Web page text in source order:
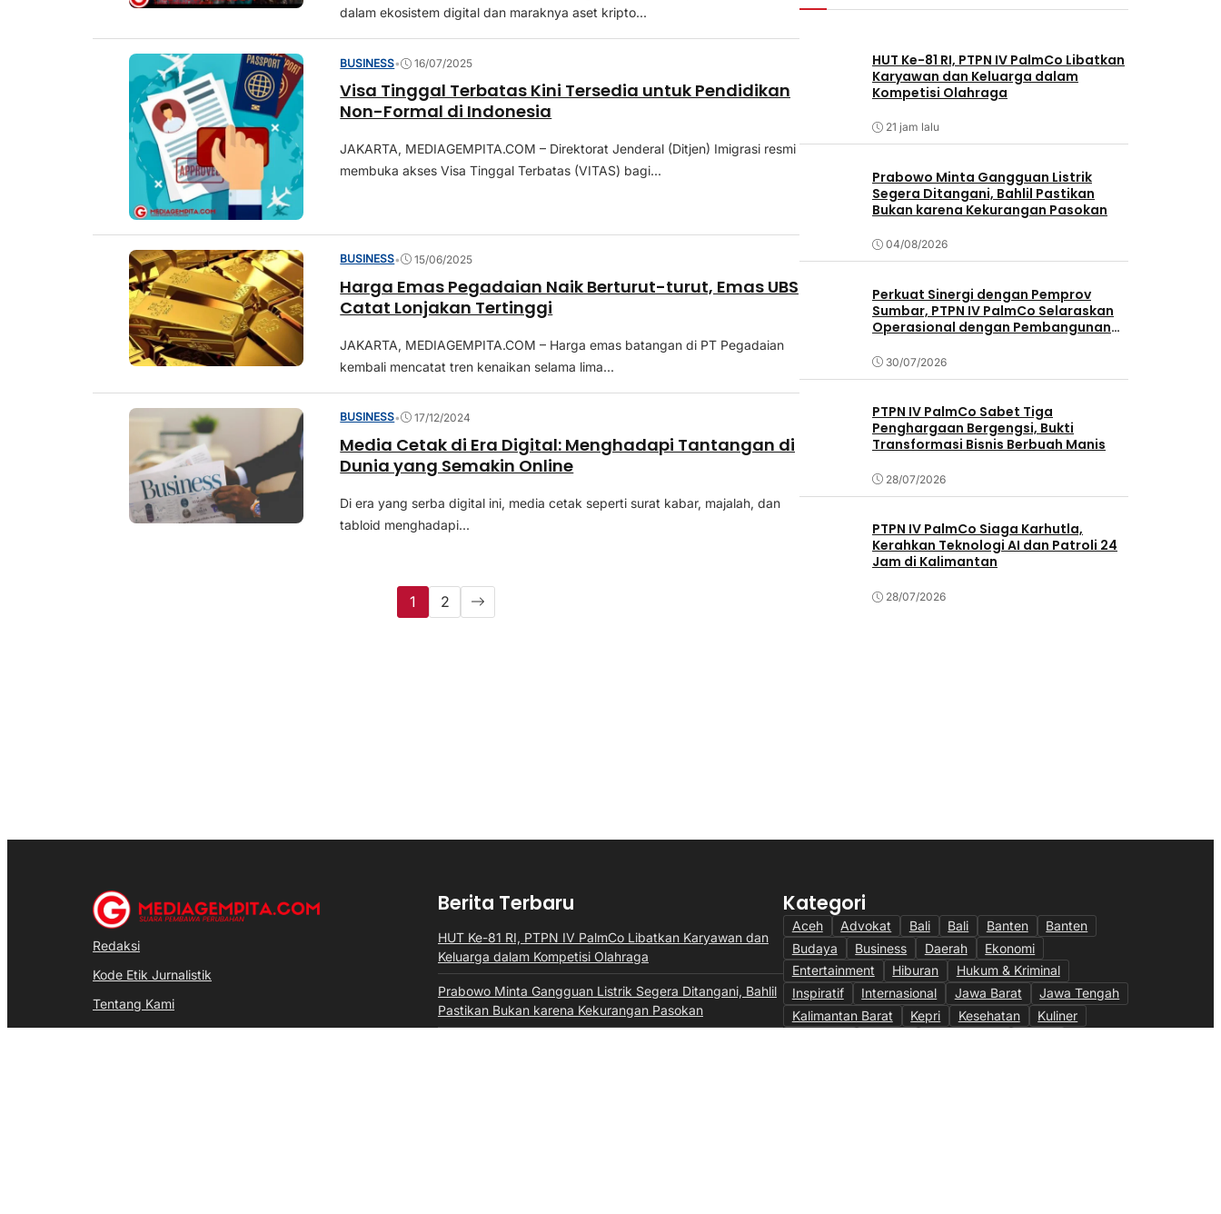
dalam ekosistem digital dan maraknya aset kripto...
BUSINESS• 16/07/2025
Visa Tinggal Terbatas Kini Tersedia untuk Pendidikan
Non-Formal di Indonesia
JAKARTA, MEDIAGEMPITA.COM – Direktorat Jenderal (Ditjen) Imigrasi resmi
membuka akses Visa Tinggal Terbatas (VITAS) bagi...
BUSINESS• 15/06/2025
Harga Emas Pegadaian Naik Berturut-turut, Emas UBS
Catat Lonjakan Tertinggi
JAKARTA, MEDIAGEMPITA.COM – Harga emas batangan di PT Pegadaian
kembali mencatat tren kenaikan selama lima...
BUSINESS• 17/12/2024
Media Cetak di Era Digital: Menghadapi Tantangan di
Dunia yang Semakin Online
Di era yang serba digital ini, media cetak seperti surat kabar, majalah, dan
tabloid menghadapi...
1 2
HUT Ke-81 RI, PTPN IV PalmCo Libatkan
Karyawan dan Keluarga dalam
Kompetisi Olahraga
21 jam lalu
Prabowo Minta Gangguan Listrik
Segera Ditangani, Bahlil Pastikan
Bukan karena Kekurangan Pasokan
04/08/2026
Perkuat Sinergi dengan Pemprov
Sumbar, PTPN IV PalmCo Selaraskan
Operasional dengan Pembangunan
30/07/2026
PTPN IV PalmCo Sabet Tiga
Penghargaan Bergengsi, Bukti
Transformasi Bisnis Berbuah Manis
28/07/2026
PTPN IV PalmCo Siaga Karhutla,
Kerahkan Teknologi AI dan Patroli 24
Jam di Kalimantan
28/07/2026
Redaksi
Kode Etik Jurnalistik
Tentang Kami
Pedoman Media Siber
Berita Terbaru
HUT Ke-81 RI, PTPN IV PalmCo Libatkan Karyawan dan
Keluarga dalam Kompetisi Olahraga
Prabowo Minta Gangguan Listrik Segera Ditangani, Bahlil
Pastikan Bukan karena Kekurangan Pasokan
Kategori
Aceh Advokat Bali Bali Banten
Banten
Budaya
Business Daerah
Ekonomi
Entertainment
Hiburan
Hukum & Kriminal
Inspiratif
Internasional Jawa Barat
Jawa Tengah
Kalimantan Barat
Kepri Kesehatan
Kuliner